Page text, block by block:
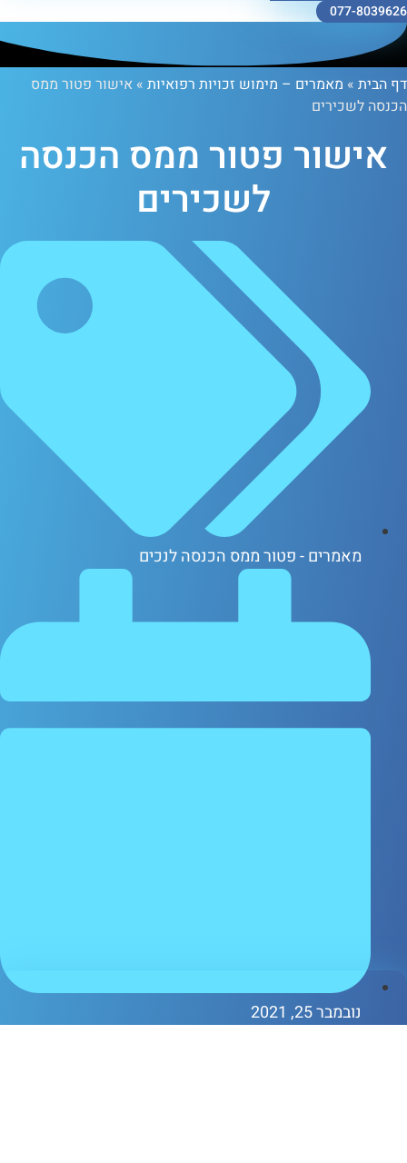
077-
» מאמרים – מימוש זכויות רפואיות »אישור פטור ממס
פטור ממס הכנסה
לשכירים
- פטור ממס הכנסה לנכים